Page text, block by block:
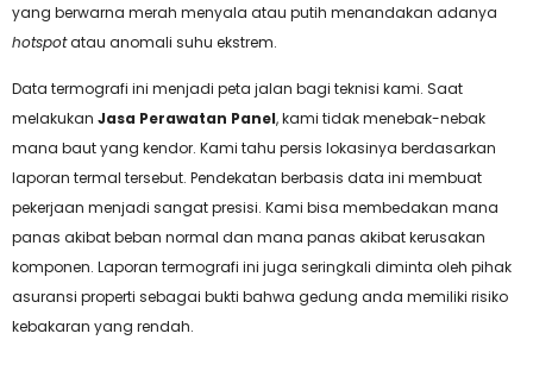
yang berwarna merah menyala atau putih menandakan adanya
hotspotatau anomali suhu ekstrem.
Data termografi ini menjadi peta jalan bagi teknisi kami. Saat
melakukan Jasa Perawatan Panel, kami tidak menebak-nebak
mana baut yang kendor. Kami tahu persis lokasinya berdasarkan
laporan termal tersebut. Pendekatan berbasis data ini membuat
pekerjaan menjadi sangat presisi. Kami bisa membedakan mana
panas akibat beban normal dan mana panas akibat kerusakan
komponen. Laporan termografi ini juga seringkali diminta oleh pihak
asuransi properti sebagai bukti bahwa gedung anda memiliki risiko
kebakaran yang rendah.